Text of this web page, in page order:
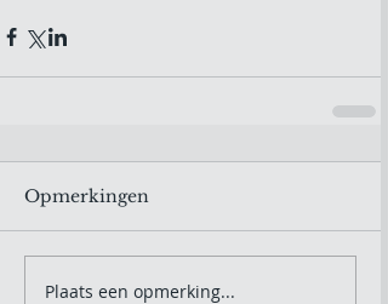
Opmerkingen
Plaats een opmerking...